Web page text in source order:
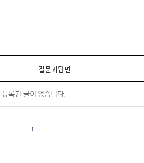
질문과답변
등록된 글이 없습니다.
1